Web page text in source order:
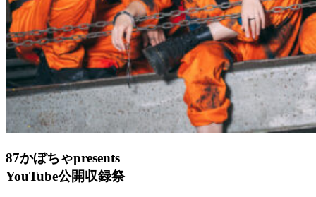
87かぼちゃpresents
YouTube公開収録祭